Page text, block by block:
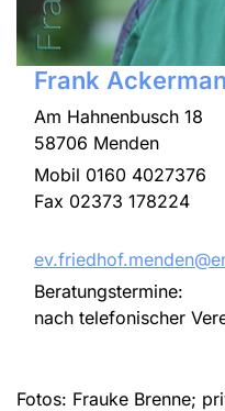
Frank
Am Hahnenbusch 18
58706 Menden
Mobil 0160 4027376
Fax 02373 178224
Beratungstermine:
nach telefonischer
Fotos: Frauke Brenne;